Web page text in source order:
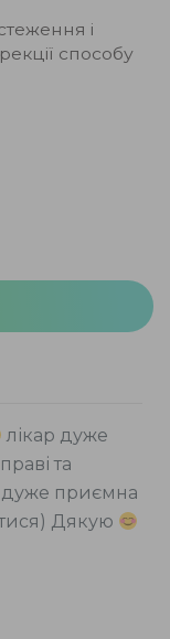
і
способу
лікар дуже
та
дуже приємна
Дякую